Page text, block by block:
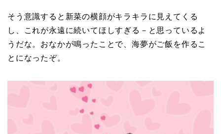
そう意識すると新菜の横顔がキラキラに見えてくる
し、これが永遠に続いてほしすぎる－と思っているよ
うだな。おなかが鳴ったことで、海夢がご飯を作るこ
とになったぞ。